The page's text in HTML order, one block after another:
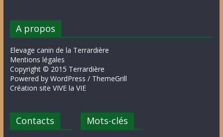
A propos
Elevage canin de la Terrardière
Mentions légales
Copyright © 2015 Terrardière
Powered by WordPress / ThemeGrill
Création site VIVE la VIE
Contacts Mots-clés